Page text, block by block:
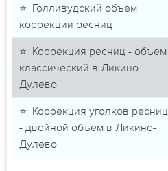
⭐ Голливудский объем
коррекции ресниц
⭐ Коррекция ресниц - объем
классический в Ликино-
Дулево
⭐ Коррекция уголков ресниц
- двойной объем в Ликино-
Дулево